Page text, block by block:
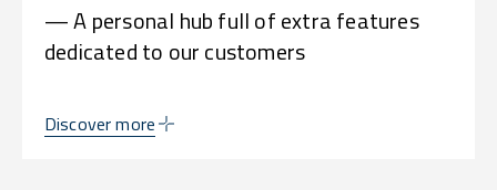
— A personal hub full of extra features
dedicated to our customers
Discover more